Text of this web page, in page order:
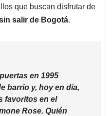
que buscan disfrutar de
salir de Bogotá.
en 1995
barrio y, hoy en día,
favoritos en el
Rose. Quién